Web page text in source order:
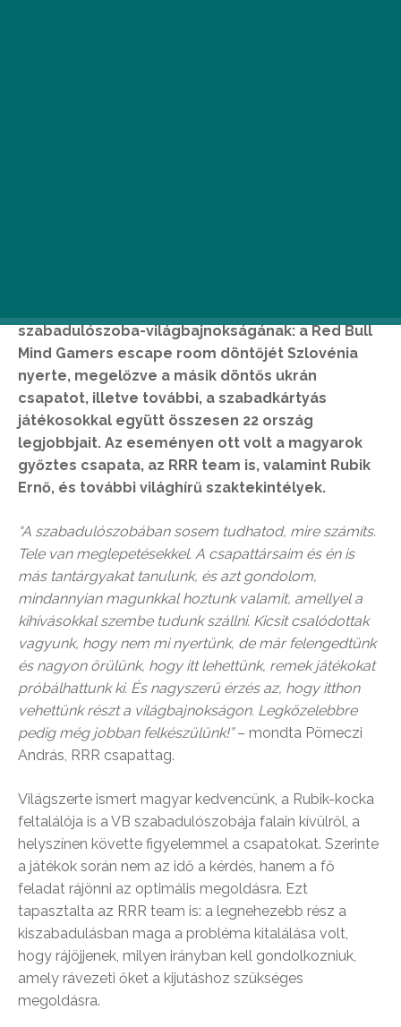
szabadulószoba-világbajnokságának: a Red Bull
Mind Gamers escape room döntőjét Szlovénia
nyerte, megelőzve a másik döntős ukrán
csapatot, illetve további, a szabadkártyás
játékosokkal együtt összesen 22 ország
legjobbjait. Az eseményen ott volt a magyarok
győztes csapata, az RRR team is, valamint Rubik
Ernő, és további világhírű szaktekintélyek.
“A szabadulószobában sosem tudhatod, mire számíts.
Tele van meglepetésekkel. A csapattársaim és én is
más tantárgyakat tanulunk, és azt gondolom,
mindannyian magunkkal hoztunk valamit, amellyel a
kihívásokkal szembe tudunk szállni. Kicsit csalódottak
vagyunk, hogy nem mi nyertünk, de már felengedtünk
és nagyon örülünk, hogy itt lehettünk, remek játékokat
próbálhattunk ki. És nagyszerű érzés az, hogy itthon
vehettünk részt a világbajnokságon. Legközelebbre
pedig még jobban felkészülünk!”– mondta Pörneczi
András, RRR csapattag.
Világszerte ismert magyar kedvencünk, a Rubik-kocka
feltalálója is a VB szabadulószobája falain kívülről, a
helyszínen követte figyelemmel a csapatokat. Szerinte
a játékok során nem az idő a kérdés, hanem a fő
feladat rájönni az optimális megoldásra. Ezt
tapasztalta az RRR team is: a legnehezebb rész a
kiszabadulásban maga a probléma kitalálása volt,
hogy rájöjjenek, milyen irányban kell gondolkozniuk,
amely rávezeti őket a kijutáshoz szükséges
megoldásra.